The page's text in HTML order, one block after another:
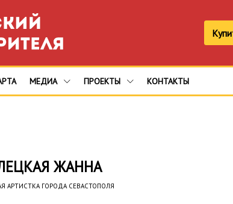
МЕДИА ПРОЕКТЫ КОНТАКТЫ
ЖАННА
АРТИСТКА ГОРОДА СЕВАСТОПОЛЯ